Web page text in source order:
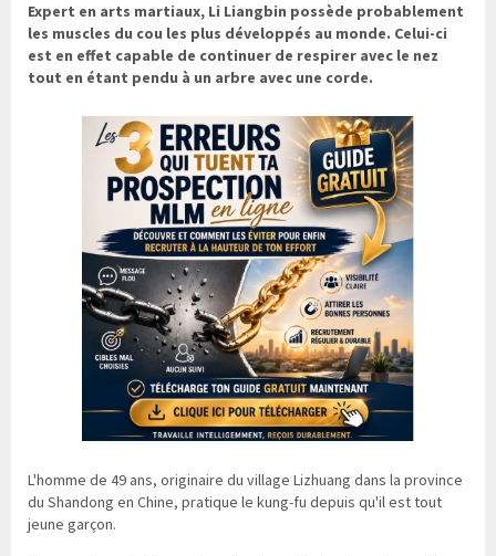
Expert en arts martiaux, Li Liangbin possède probablement
les muscles du cou les plus développés au monde. Celui-ci
est en effet capable de continuer de respirer avec le nez
tout en étant pendu à un arbre avec une corde.
L'homme de 49 ans, originaire du village Lizhuang dans la province
du Shandong en Chine, pratique le kung-fu depuis qu'il est tout
jeune garçon.